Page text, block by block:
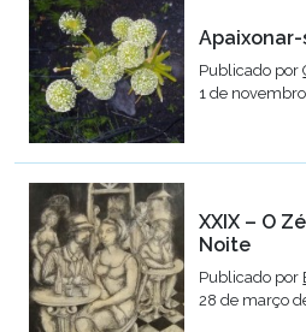
Apaixonar-
Publicado por
1 de
XXIX – O
Noite
Publicado por
28 de março